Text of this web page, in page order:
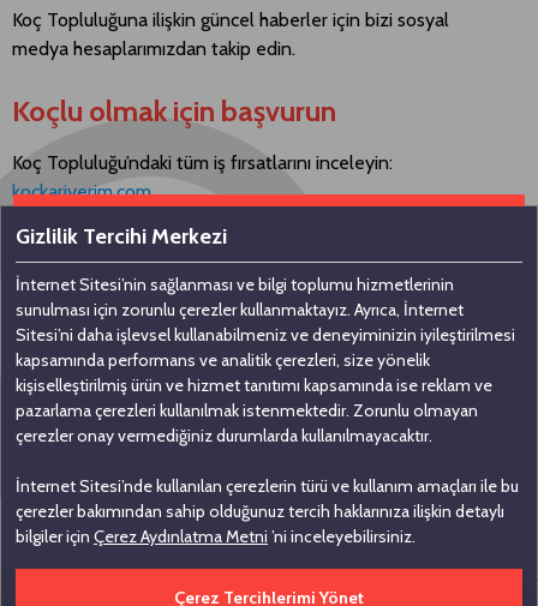
Koç Topluluğuna ilişkin güncel haberler için bizi sosyal
medya hesaplarımızdan takip edin.
Koçlu olmak için başvurun
Koç Topluluğu’ndaki tüm iş fırsatlarını inceleyin:
kockariyerim.com
Bizimle iletişime geçin
Koç Holding A.Ş
Nakkaştepe, Azizbey Sokak, No: 1,
Kuzguncuk 34674, İstanbul
0 (216) 531 00 00
0 (216) 531 00 99
Gizlilik Tercihi Merkezi
İnternet Sitesi’nin sağlanması ve bilgi toplumu hizmetlerinin
sunulması için zorunlu çerezler kullanmaktayız. Ayrıca, İnternet
Sitesi’ni daha işlevsel kullanabilmeniz ve deneyiminizin iyileştirilmesi
kapsamında performans ve analitik çerezleri, size yönelik
kişiselleştirilmiş ürün ve hizmet tanıtımı kapsamında ise reklam ve
pazarlama çerezleri kullanılmak istenmektedir. Zorunlu olmayan
çerezler onay vermediğiniz durumlarda kullanılmayacaktır.
İnternet Sitesi’nde kullanılan çerezlerin türü ve kullanım amaçları ile bu
çerezler bakımından sahip olduğunuz tercih haklarınıza ilişkin detaylı
bilgiler için Çerez Aydınlatma Metni ’ni inceleyebilirsiniz.
Çerez Tercihlerimi Yönet